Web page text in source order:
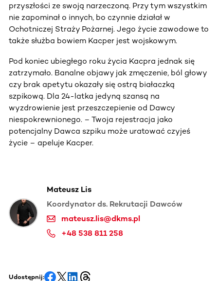
przyszłości ze swoją narzeczoną. Przy tym wszystkim
nie zapominał o innych, bo czynnie działał w
Ochotniczej Straży Pożarnej. Jego życie zawodowe to
także służba bowiem Kacper jest wojskowym.
Pod koniec ubiegłego roku życia Kacpra jednak się
zatrzymało. Banalne objawy jak zmęczenie, ból głowy
czy brak apetytu okazały się ostrą białaczką
szpikową. Dla 24-latka jedyną szansą na
wyzdrowienie jest przeszczepienie od Dawcy
niespokrewnionego. – Twoja rejestracja jako
potencjalny Dawca szpiku może uratować czyjeś
życie – apeluje Kacper.
Mateusz Lis
Koordynator ds. Rekrutacji Dawców
mateusz.lis@dkms.pl
+48 538 811 258
Udostępnij: